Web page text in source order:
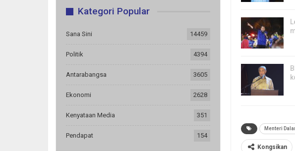
Menteri
Kongsikan
Kategori Popular
Sana Sini 14459
Politik 4394
Antarabangsa 3605
Ekonomi 2628
Kenyataan Media 351
Pendapat 154